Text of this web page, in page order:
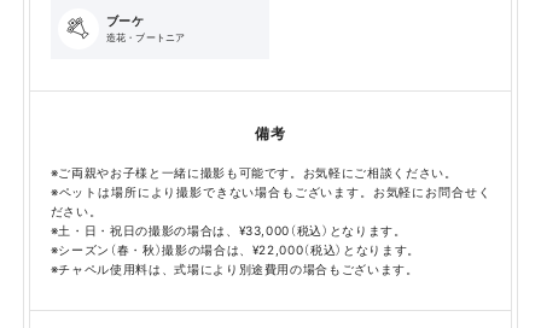
ブーケ
造花・ブートニア
備考
※ご両親やお子様と一緒に撮影も可能です。お気軽にご相談ください。
※ペットは場所により撮影できない場合もございます。お気軽にお問合せく
ださい。
※土・日・祝日の撮影の場合は、¥33,000（税込）となります。
※シーズン（春・秋）撮影の場合は、¥22,000（税込）となります。
※チャペル使用料は、式場により別途費用の場合もございます。